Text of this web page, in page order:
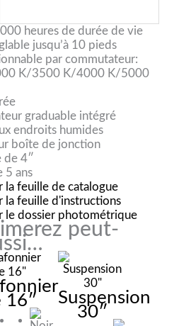
heures de durée de vie
jusqu’à 10 pieds
par commutateur:
K/3500 K/4000 K/5000
graduable intégré
endroits humides
boîte de jonction
de 4″
5 ans
la feuille de catalogue
la feuille d'instructions
le dossier photométrique
peut-
16″ Suspension
30″